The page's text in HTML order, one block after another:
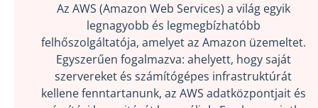
Az AWS (Amazon Web Services) a világ egyik
legnagyobb és legmegbízhatóbb
felhőszolgáltatója, amelyet az Amazon üzemeltet.
Egyszerűen fogalmazva: ahelyett, hogy saját
szervereket és számítógépes infrastruktúrát
kellene fenntartanunk, az AWS adatközpontjait és